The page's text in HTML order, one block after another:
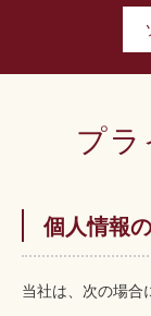
プ
個人情報
当社は、次の場合